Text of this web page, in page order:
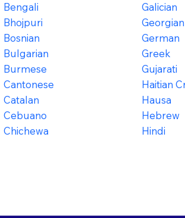
Bengali
Bhojpuri
Bosnian
Bulgarian
Burmese
Cantonese
Catalan
Cebuano
Chichewa
Galician
Georgian
German
Greek
Gujarati
Haitian
Hausa
Hebrew
Hindi